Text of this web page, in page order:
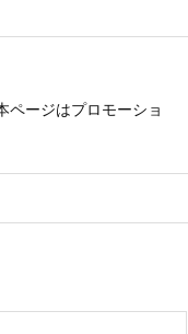
ページはプロモーショ